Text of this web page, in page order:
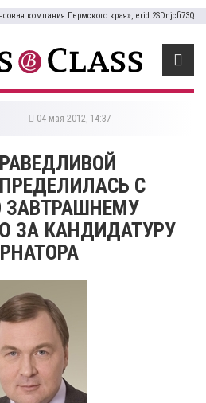
компания Пермского края», erid:2SDnjcfi73Q
04 мая 2012, 14:37
С
ЗАВТРАШНЕМУ
ЗА КАНДИДАТУРУ